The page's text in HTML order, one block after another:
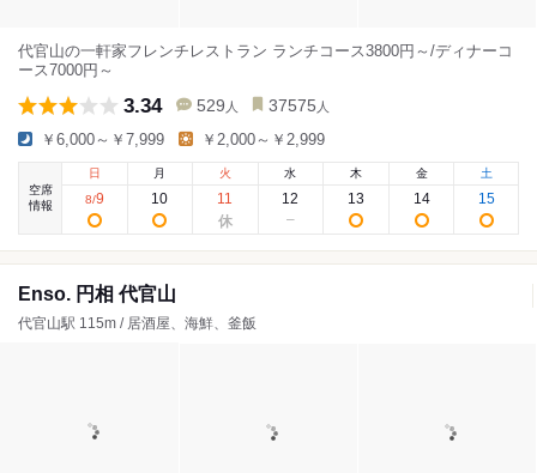
代官山の一軒家フレンチレストラン ランチコース3800円～/ディナーコ
ース7000円～
3.34 529 人 37575 人
￥6,000～￥7,999 ￥2,000～￥2,999
空席
情報
日
8/9
月
10
火
11
水
12
木
13
金
14
土
15
Enso. 円相 代官山
代官山駅 115m / 居酒屋、海鮮、釜飯